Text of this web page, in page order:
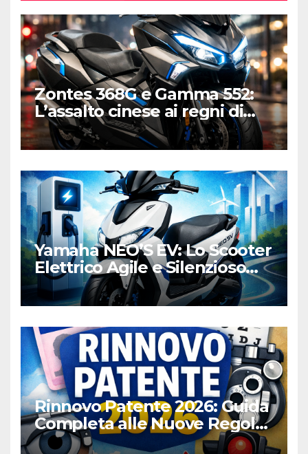
Zontes 368G e Gamma 552:
L’assalto cinese ai regni di
Honda e Yamaha
Yamaha NEO’S EV: Lo Scooter
Elettrico Agile e Silenzioso
per la Città
Rinnovo Patente 2026: Guida
Completa alle Nuove Regole,
Digitalizzazione e Costi